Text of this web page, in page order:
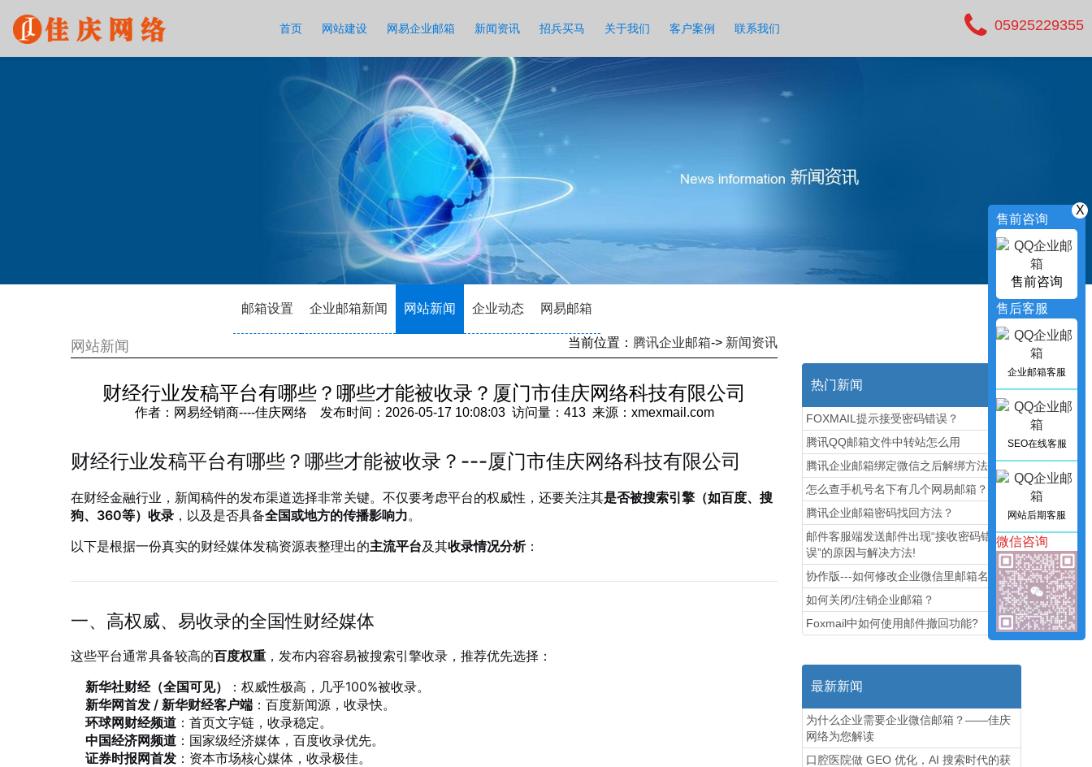
首页 网站建设 网易企业邮箱 新闻资讯 招兵买马 关于我们 客户案例 联系我们 05925229355
邮箱设置 企业邮箱新闻 网站新闻 企业动态 网易邮箱
网站新闻 当前位置： 腾讯企业邮箱-> 新闻资讯
财经行业发稿平台有哪些？哪些才能被收录？厦门市佳庆网络科技有限公司
作者：网易经销商----佳庆网络 发布时间：2026-05-17 10:08:03 访问量：413 来源：xmexmail.com
财经行业发稿平台有哪些？哪些才能被收录？---厦门市佳庆网络科技有限公司
在财经金融行业，新闻稿件的发布渠道选择非常关键。不仅要考虑平台的权威性，还要关注其是否被搜索引擎（如百度、搜
狗、360等）收录 ，以及是否具备全国或地方的传播影响力。
以下是根据一份真实的财经媒体发稿资源表整理出的主流平台及其收录情况分析：
一、高权威、易收录的全国性财经媒体
这些平台通常具备较高的百度权重 ，发布内容容易被搜索引擎收录，推荐优先选择：
新华社财经（全国可见）
：权威性极高，几乎100%被收录。
新华网首发 / 新华财经客户端 ：百度新闻源，收录快。
环球网财经频道 ：首页文字链，收录稳定。
中国经济网频道 ：国家级经济媒体，百度收录优先。
证券时报网首发 ：资本市场核心媒体，收录极佳。
热门新闻
FOXMAIL提示接受密码错误？
腾讯QQ邮箱文件中转站怎么用
腾讯企业邮箱绑定微信之后解绑方法图解
怎么查手机号名下有几个网易邮箱？
腾讯企业邮箱密码找回方法？
邮件客服端发送邮件出现“接收密码错
误”的原因与解决方法!
协作版---如何修改企业微信里邮箱名称
如何关闭/注销企业邮箱？
Foxmail中如何使用邮件撤回功能?
最新新闻
为什么企业需要企业微信邮箱？——佳庆
网络为您解读
口腔医院做 GEO 优化，AI 搜索时代的获
X
售前咨询
售前咨询
售后客服
企业邮箱客服
SEO在线客服
网站后期客服
微信咨询